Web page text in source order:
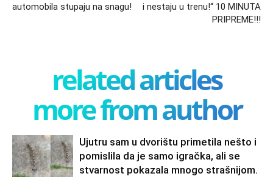
automobila stupaju na snagu!
i nestaju u trenu!“ 10 MINUTA
PRIPREME!!!
related articles
more from author
Ujutru sam u dvorištu primetila nešto i
pomislila da je samo igračka, ali se
stvarnost pokazala mnogo strašnijom.